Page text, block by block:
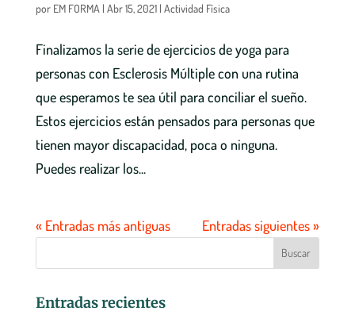
por EM FORMA | Abr 15, 2021| Actividad Física
Finalizamos la serie de ejercicios de yoga para
personas con Esclerosis Múltiple con una rutina
que esperamos te sea útil para conciliar el sueño.
Estos ejercicios están pensados para personas que
tienen mayor discapacidad, poca o ninguna.
Puedes realizar los...
« Entradas más antiguas Entradas siguientes »
Entradas recientes